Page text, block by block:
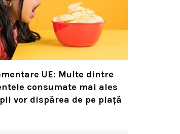
UE: Multe dintre
consumate mai ales
vor dispărea de pe piață